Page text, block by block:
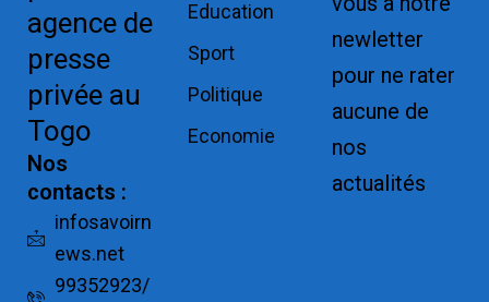
agence de
presse
privée au
Togo
Nos
contacts :
infosavoirn
ews.net
99352923/
Education
Sport
Politique
Economie
newletter
pour ne rater
aucune de
nos
actualités